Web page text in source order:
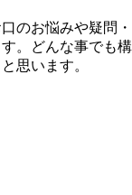
のお悩みや疑問・
。どんな事でも構
思います。